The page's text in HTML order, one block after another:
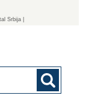
Srbija |